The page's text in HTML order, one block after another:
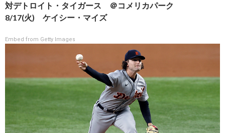
対デトロイト・タイガース ＠コメリカパーク
8/17(火) ケイシー・マイズ
Embed from Getty Images